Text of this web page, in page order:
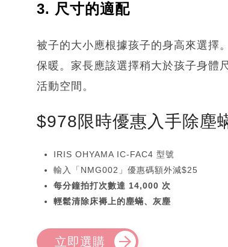
3. 尺寸的適配
被子的大小應根據孩子的身高來選擇
保暖。家長應該選擇稍大於孩子身體
活動空間。
$978限時優惠入手除塵
IRIS OHYAMA IC-FAC4 型號
輸入「NMG002」優惠碼額外減$25
每分鐘拍打次數達 14,000 次
輕鬆清除床褥上的塵蟎、灰塵
立即選購